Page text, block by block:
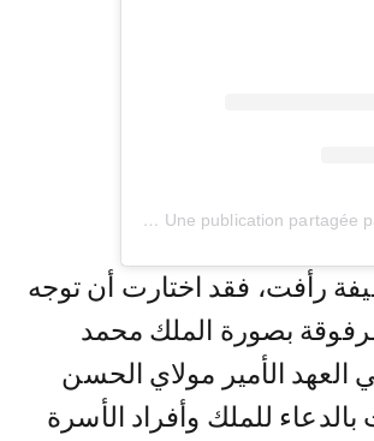
Une publication partagée par Jihane Kidari - جيهان كيداري (@jihane_kidari)
رأفت، فقد اختارت أن توجه
بصورة الملك محمد
الأمير مولاي الحسن
للملك وأفراد الأسرة